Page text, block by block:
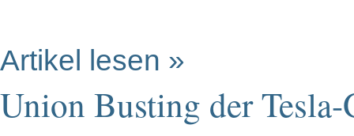
Artikel lesen »
Union Busting der